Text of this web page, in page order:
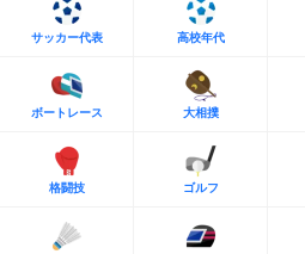
サッカー代表 高校年代
ボートレース 大相撲
格闘技 ゴルフ